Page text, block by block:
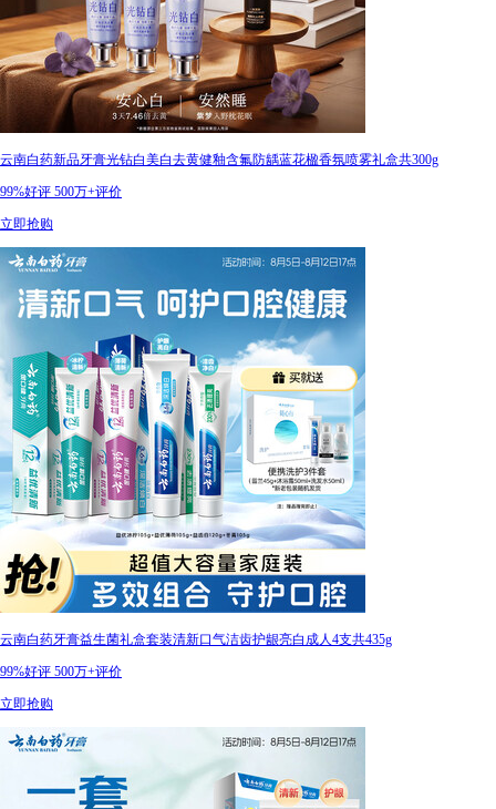
云南白药新品牙膏光钻白美白去黄健釉含氟防龋蓝花楹香氛喷雾礼盒共300g
99%好评 500万+评价
立即抢购
云南白药牙膏益生菌礼盒套装清新口气洁齿护龈亮白成人4支共435g
99%好评 500万+评价
立即抢购